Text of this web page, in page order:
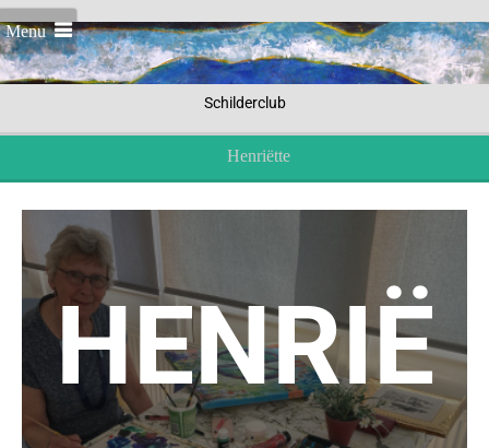
Menu
Schilderclub
Henriëtte
HENRIË